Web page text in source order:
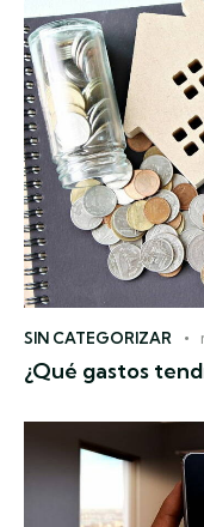
SIN CATEGORIZAR
¿Qué gastos